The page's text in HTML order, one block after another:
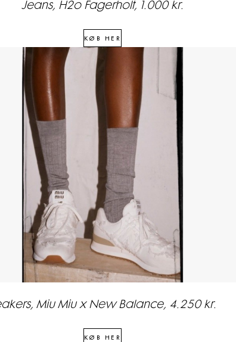
Jeans, H2o Fagerholt, 1.000 kr.
KØB HER
Miu Miu x New Balance, 4.250 kr.
KØB HER